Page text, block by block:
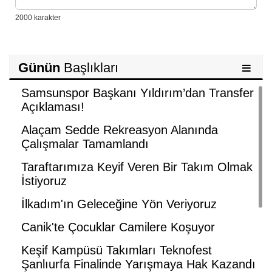
Günün Başlıkları
Samsunspor Başkanı Yıldırım’dan Transfer
Açıklaması!
Alaçam Sedde Rekreasyon Alanında
Çalışmalar Tamamlandı
Taraftarımıza Keyif Veren Bir Takım Olmak
İstiyoruz
İlkadım'ın Geleceğine Yön Veriyoruz
Canik'te Çocuklar Camilere Koşuyor
Keşif Kampüsü Takımları Teknofest
Şanlıurfa Finalinde Yarışmaya Hak Kazandı